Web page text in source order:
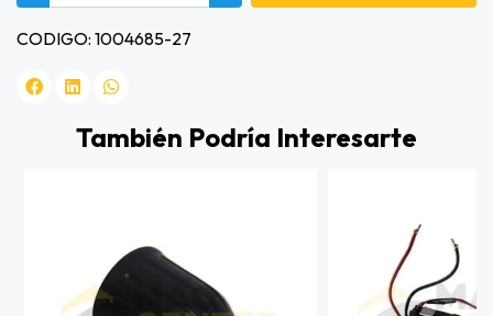
CODIGO: 1004685-27
También Podría Interesarte